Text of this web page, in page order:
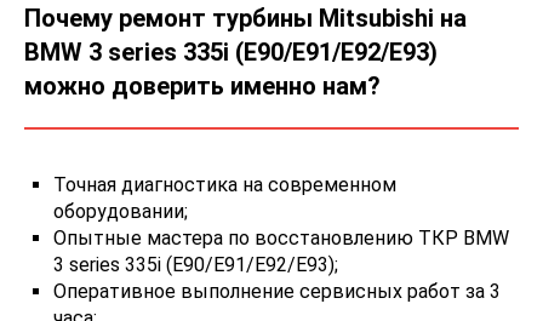
Почему ремонт турбины Mitsubishi на
BMW 3 series 335i (E90/E91/E92/E93)
можно доверить именно нам?
Точная диагностика на современном
оборудовании;
Опытные мастера по восстановлению ТКР BMW
3 series 335i (E90/E91/E92/E93);
Оперативное выполнение сервисных работ за 3